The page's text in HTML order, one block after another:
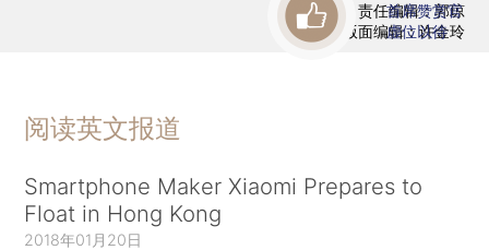
责任编辑：郭琼
版面编辑：许金玲
首席赞赏官
虚位以待
阅读英文报道
Smartphone Maker Xiaomi Prepares to
Float in Hong Kong
2018年01月20日